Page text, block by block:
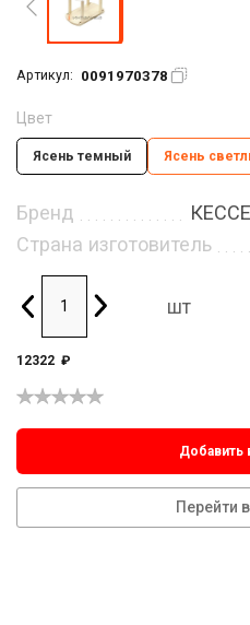
Артикул: 0091970378
Цвет
Ясень темный Ясень
Бренд
Страна изготовитель
шт
12322 ₽
Добавить
Перейти